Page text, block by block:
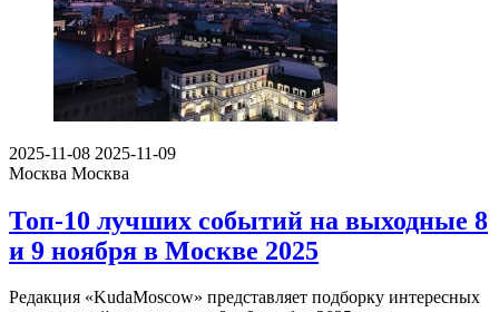
2025-11-08 2025-11-09
Москва Москва
Топ-10 лучших событий на выходные 8
и 9 ноября в Москве 2025
Редакция «KudaMoscow» представляет подборку интересных